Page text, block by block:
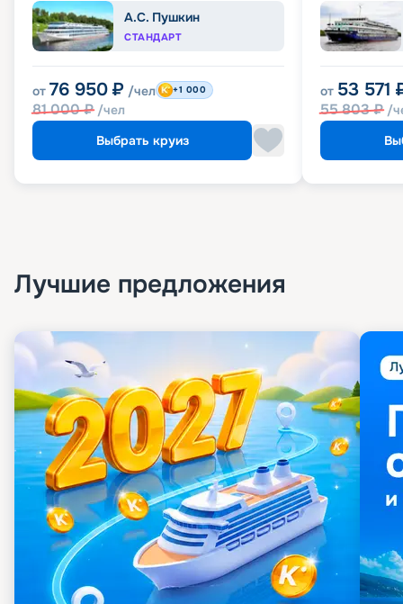
А.С. Пушкин
СТАНДАРТ
от 76 950 ₽ /чел
81 000₽ /чел
+1 000
Выбрать круиз
от 53 571
55 803₽ /
Лучшие предложения